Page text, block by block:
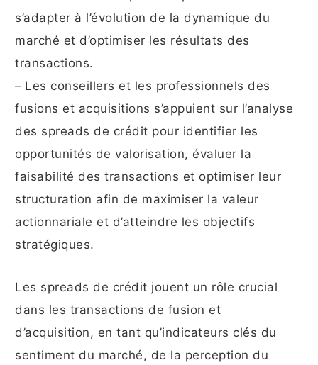
s’adapter à l’évolution de la dynamique du
marché et d’optimiser les résultats des
transactions.
– Les conseillers et les professionnels des
fusions et acquisitions s’appuient sur l’analyse
des spreads de crédit pour identifier les
opportunités de valorisation, évaluer la
faisabilité des transactions et optimiser leur
structuration afin de maximiser la valeur
actionnariale et d’atteindre les objectifs
stratégiques.
Les spreads de crédit jouent un rôle crucial
dans les transactions de fusion et
d’acquisition, en tant qu’indicateurs clés du
sentiment du marché, de la perception du